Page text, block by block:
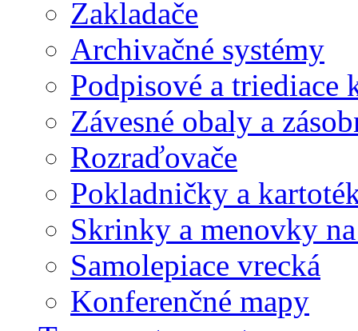
Zakladače
Archivačné systémy
Podpisové a triediace
Závesné obaly a
Rozraďovače
Pokladničky a
Skrinky a menovky
Samolepiace vrecká
Konferenčné mapy